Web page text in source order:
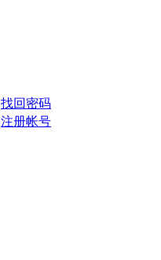
找回密码
注册帐号